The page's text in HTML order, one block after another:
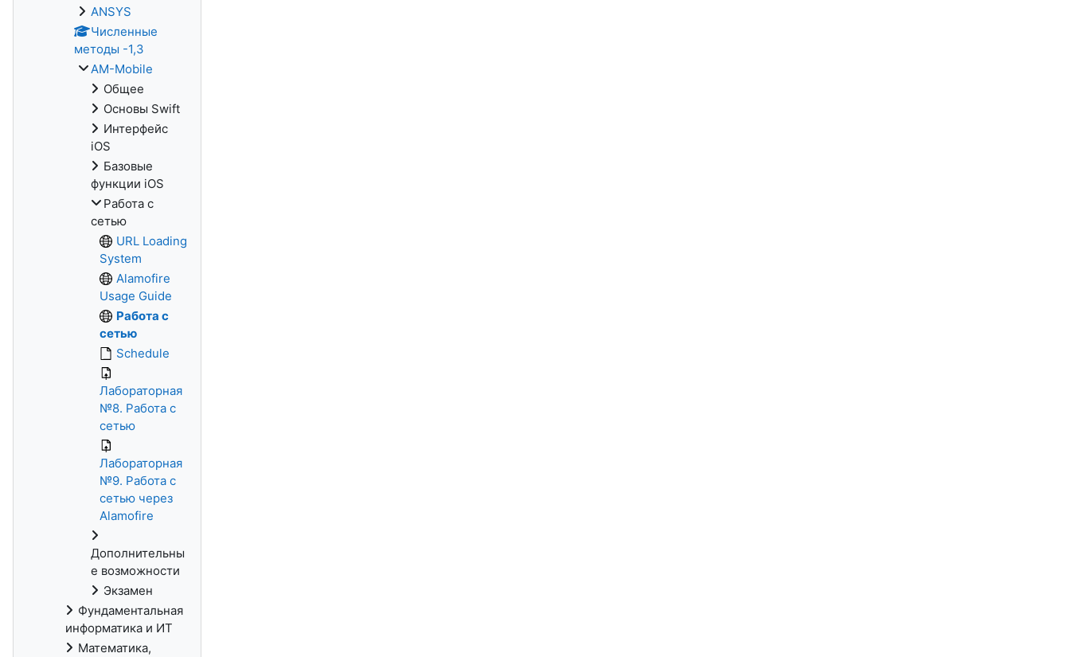
ANSYS
Численные
методы -1,3
AM-Mobile
Общее
Основы Swift
Интерфейс
iOS
Базовые
функции iOS
Работа с
сетью
URL Loading
System
Alamofire
Usage Guide
Работа с
сетью
Schedule
Лабораторная
№8. Работа с
сетью
Лабораторная
№9. Работа с
сетью через
Alamofire
Дополнительны
е возможности
Экзамен
Фундаментальная
информатика и ИТ
Математика,